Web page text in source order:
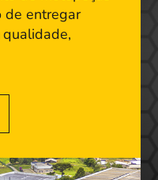
de entregar